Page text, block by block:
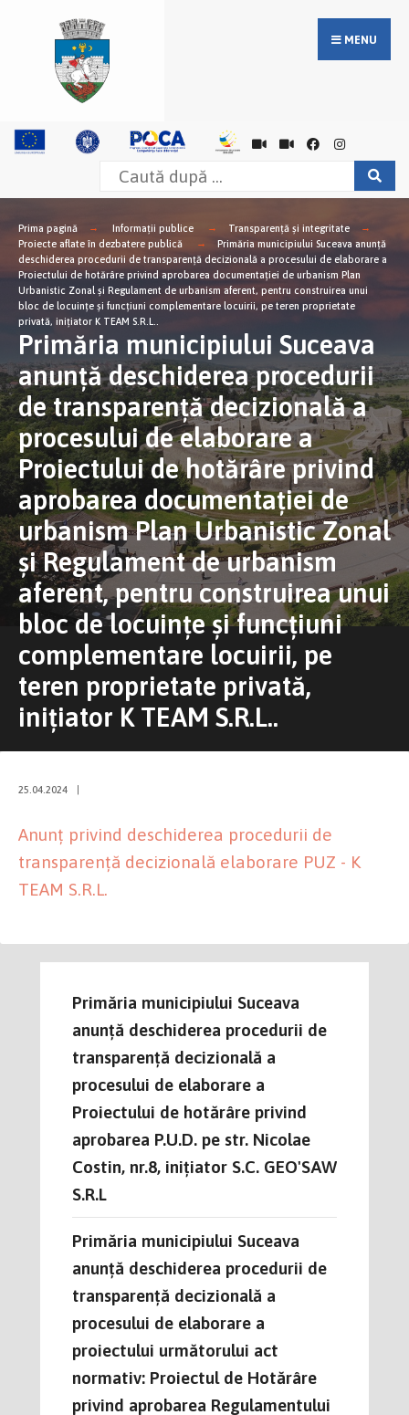
MENU
Prima pagină Informații publice
Transparență și integritate
Proiecte aflate în dezbatere publică
Primăria municipiului Suceava anunţă
deschiderea procedurii de transparenţă decizională a procesului de elaborare a
Proiectului de hotărâre privind aprobarea documentației de urbanism Plan
Urbanistic Zonal și Regulament de urbanism aferent, pentru construirea unui
bloc de locuințe și funcțiuni complementare locuirii, pe teren proprietate
privată, iniţiator K TEAM S.R.L..
Primăria municipiului Suceava
anunţă deschiderea procedurii
de transparenţă decizională a
procesului de elaborare a
Proiectului de hotărâre privind
aprobarea documentației de
urbanism Plan Urbanistic Zonal
și Regulament de urbanism
aferent, pentru construirea unui
bloc de locuințe și funcțiuni
complementare locuirii, pe
teren proprietate privată,
iniţiator K TEAM S.R.L..
25.04.2024
Anunț privind deschiderea procedurii de
transparență decizională elaborare PUZ - K
TEAM S.R.L.
Primăria municipiului Suceava
anunţă deschiderea procedurii de
transparenţă decizională a
procesului de elaborare a
Proiectului de hotărâre privind
aprobarea P.U.D. pe str. Nicolae
Costin, nr.8, inițiator S.C. GEO'SAW
S.R.L
Primăria municipiului Suceava
anunță deschiderea procedurii de
transparență decizională a
procesului de elaborare a
proiectului următorului act
normativ: Proiectul de Hotărâre
privind aprobarea Regulamentului